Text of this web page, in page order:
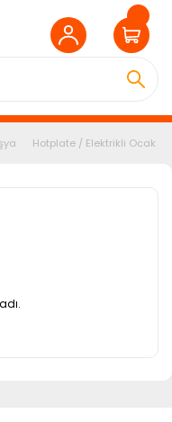
Hotplate / Elektrikli Ocak